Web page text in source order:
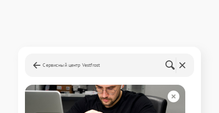
Сервисный центр Vestfrost